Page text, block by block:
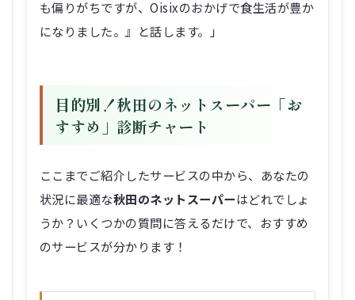
も偏りがちですが、Oisixのおかげで食生活が豊か
になりました。』と話します。」
目的別！秋田のネットスーパー「お
すすめ」診断チャート
ここまでご紹介したサービスの中から、あなたの
状況に最適な秋田のネットスーパーはどれでしょ
うか？いくつかの質問に答えるだけで、おすすめ
のサービスが分かります！